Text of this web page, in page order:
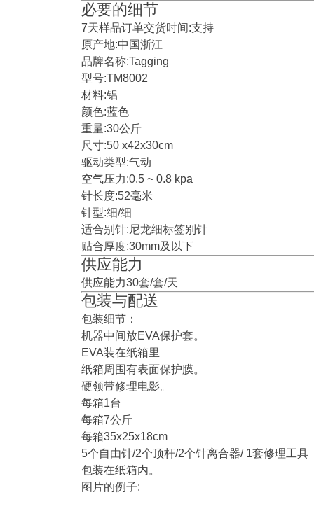
必要的细节
7天样品订单交货时间:支持
原产地:中国浙江
品牌名称:Tagging
型号:TM8002
材料:铝
颜色:蓝色
重量:30公斤
尺寸:50 x42x30cm
驱动类型:气动
空气压力:0.5 ~ 0.8 kpa
针长度:52毫米
针型:细/细
适合别针:尼龙细标签别针
贴合厚度:30mm及以下
供应能力
供应能力30套/套/天
包装与配送
包装细节：
机器中间放EVA保护套。
EVA装在纸箱里
纸箱周围有表面保护膜。
硬领带修理电影。
每箱1台
每箱7公斤
每箱35x25x18cm
5个自由针/2个顶杆/2个针离合器/ 1套修理工具
包装在纸箱内。
图片的例子: